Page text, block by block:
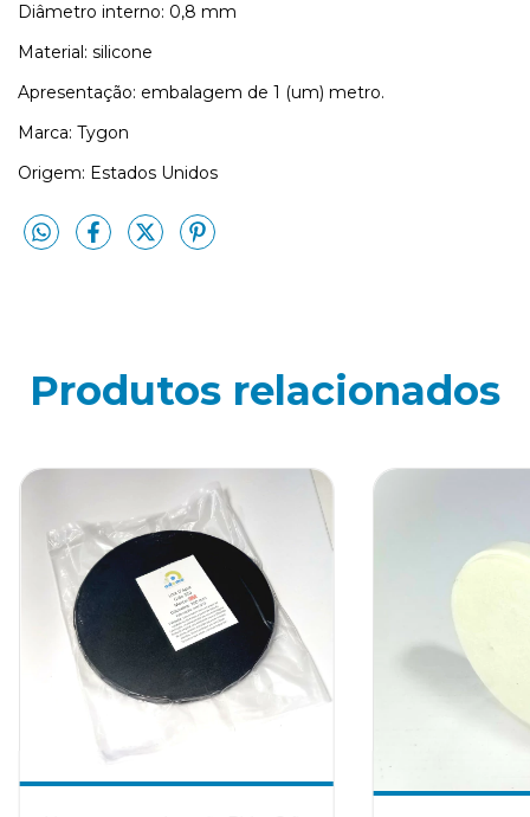
Diâmetro interno: 0,8 mm
Material: silicone
Apresentação: embalagem de 1 (um) metro.
Marca: Tygon
Origem: Estados Unidos
Produtos relacionados